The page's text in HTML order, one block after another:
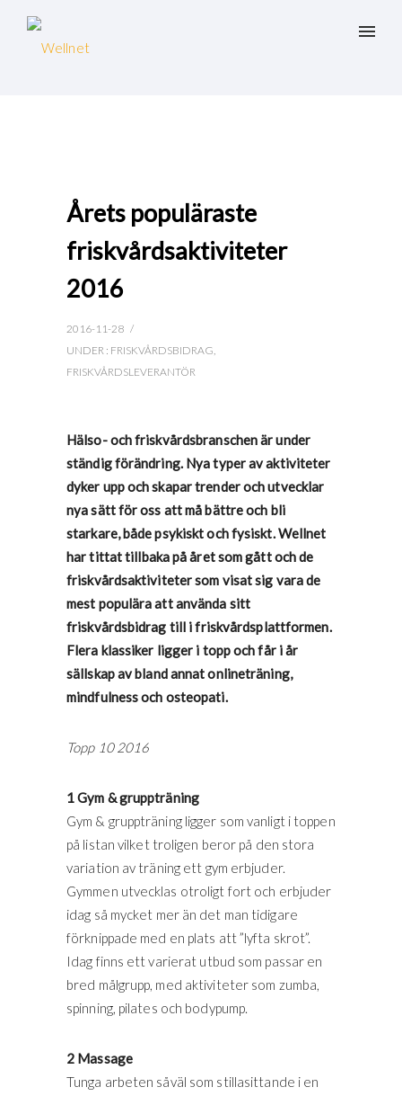
Årets populäraste
friskvårdsaktiviteter
2016
2016-11-28 /
UNDER : FRISKVÅRDSBIDRAG,
FRISKVÅRDSLEVERANTÖR
Hälso- och friskvårdsbranschen är under
ständig förändring. Nya typer av aktiviteter
dyker upp och skapar trender och utvecklar
nya sätt för oss att må bättre och bli
starkare, både psykiskt och fysiskt. Wellnet
har tittat tillbaka på året som gått och de
friskvårdsaktiviteter som visat sig vara de
mest populära att använda sitt
friskvårdsbidrag till i friskvårdsplattformen.
Flera klassiker ligger i topp och får i år
sällskap av bland annat onlineträning,
mindfulness och osteopati.
Topp 10 2016
1 Gym & gruppträning
Gym & gruppträning ligger som vanligt i toppen
på listan vilket troligen beror på den stora
variation av träning ett gym erbjuder.
Gymmen utvecklas otroligt fort och erbjuder
idag så mycket mer än det man tidigare
förknippade med en plats att ”lyfta skrot”.
Idag finns ett varierat utbud som passar en
bred målgrupp, med aktiviteter som zumba,
spinning, pilates och bodypump.
2 Massage
Tunga arbeten såväl som stillasittande i en